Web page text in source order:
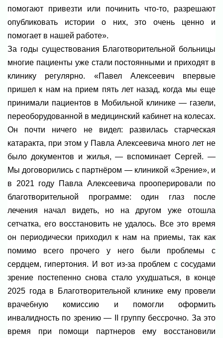
помогают привезти или починить что-то, разрешают
опубликовать истории о них, это очень ценно и
помогает в нашей работе».
За годы существования Благотворительной больницы
многие пациенты уже стали постоянными и приходят в
клинику регулярно. «Павел Алексеевич впервые
пришел к нам на прием пять лет назад, когда мы еще
принимали пациентов в Мобильной клинике — газели,
переоборудованной в медицинский кабинет на колесах.
Он почти ничего не видел: развилась старческая
катаракта, при этом у Павла Алексеевича много лет не
было документов и жилья, — вспоминает Сергей. —
Мы договорились с партнёром — клиникой «Зрение», и
в 2021 году Павла Алексеевича прооперировали по
благотворительной программе: один глаз после
лечения начал видеть, но на другом уже отошла
сетчатка, его восстановить не удалось. Все это время
он периодически приходил к нам на приемы, так как
помимо всего прочего у него были проблемы с
сердцем, гипертония. И вот из-за проблем с сосудами
зрение постепенно снова стало ухудшаться, в конце
2025 года в Благотворительной клинике ему провели
врачебную комиссию и помогли оформить
инвалидность по зрению — II группу бессрочно. За это
время при помощи партнеров ему восстановили